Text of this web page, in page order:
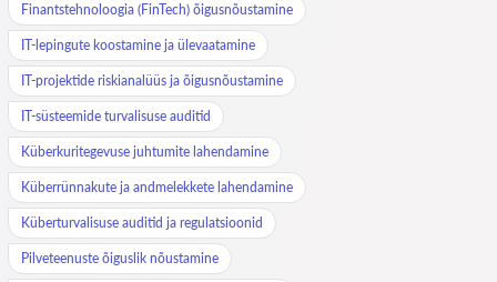
Finantstehnoloogia (FinTech) õigusnõustamine
IT-lepingute koostamine ja ülevaatamine
IT-projektide riskianalüüs ja õigusnõustamine
IT-süsteemide turvalisuse auditid
Küberkuritegevuse juhtumite lahendamine
Küberrünnakute ja andmelekkete lahendamine
Küberturvalisuse auditid ja regulatsioonid
Pilveteenuste õiguslik nõustamine